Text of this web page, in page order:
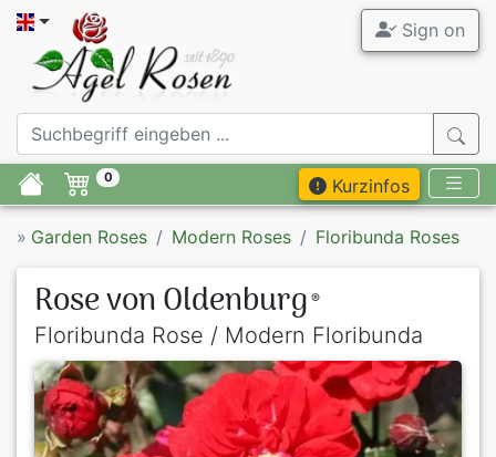
Sign on
0 Kurzinfos
» Garden Roses Modern Roses Floribunda Roses
Rose von Oldenburg ®
Floribunda Rose / Modern Floribunda